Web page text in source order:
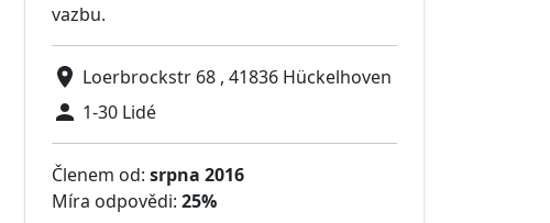
vazbu.
Loerbrockstr 68 , 41836 Hückelhoven
1-30 Lidé
Členem od: srpna 2016
Míra odpovědi: 25%